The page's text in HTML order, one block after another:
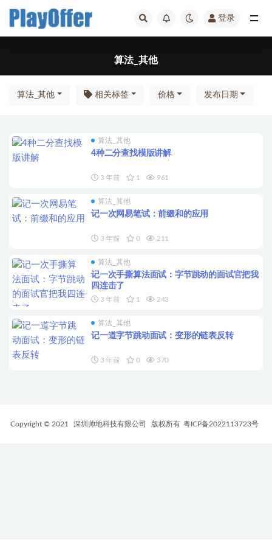
登录
算法_其他
算法_其他 相关标签 价格 发布日期
算法_其他
4种二分查找模版讲解
3 年前 1 961
算法_其他
记一次网易笔试：前缀和的应用
3 年前 0 211
算法_其他
记一次手撕算法面试：字节跳动的面试官把我
四连击了
3 年前 1 243
算法_其他
记一道字节跳动面试：变形的链表反转
3 年前 0 370
Copyright © 2021 深圳帅地科技有限公司 版权所有 粤ICP备2022113723号